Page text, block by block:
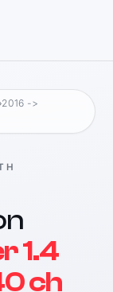
›2016 ->
1.4
ch